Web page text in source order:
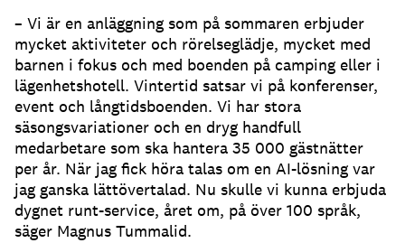
– Vi är en anläggning som på sommaren erbjuder
mycket aktiviteter och rörelseglädje, mycket med
barnen i fokus och med boenden på camping eller i
lägenhetshotell. Vintertid satsar vi på konferenser,
event och långtidsboenden. Vi har stora
säsongsvariationer och en dryg handfull
medarbetare som ska hantera 35 000 gästnätter
per år. När jag fick höra talas om en AI-lösning var
jag ganska lättövertalad. Nu skulle vi kunna erbjuda
dygnet runt-service, året om, på över 100 språk,
säger Magnus Tummalid.